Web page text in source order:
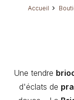
Accueil
Une tendre
d'éclats de